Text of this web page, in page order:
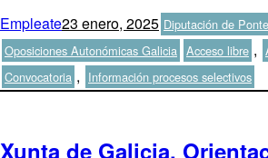
Autor
EmpleatePublicado
el
23 enero, 2025Categorías
Diputación de
Oposiciones Autonómicas Galicia Etiquetas
Acceso libre ,
Convocatoria , Información procesos selectivos
Xunta de Galicia.